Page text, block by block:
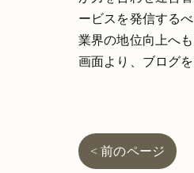
ービスを発信する
業界の地位向上へ
画面より、ブログ
< 前のページ